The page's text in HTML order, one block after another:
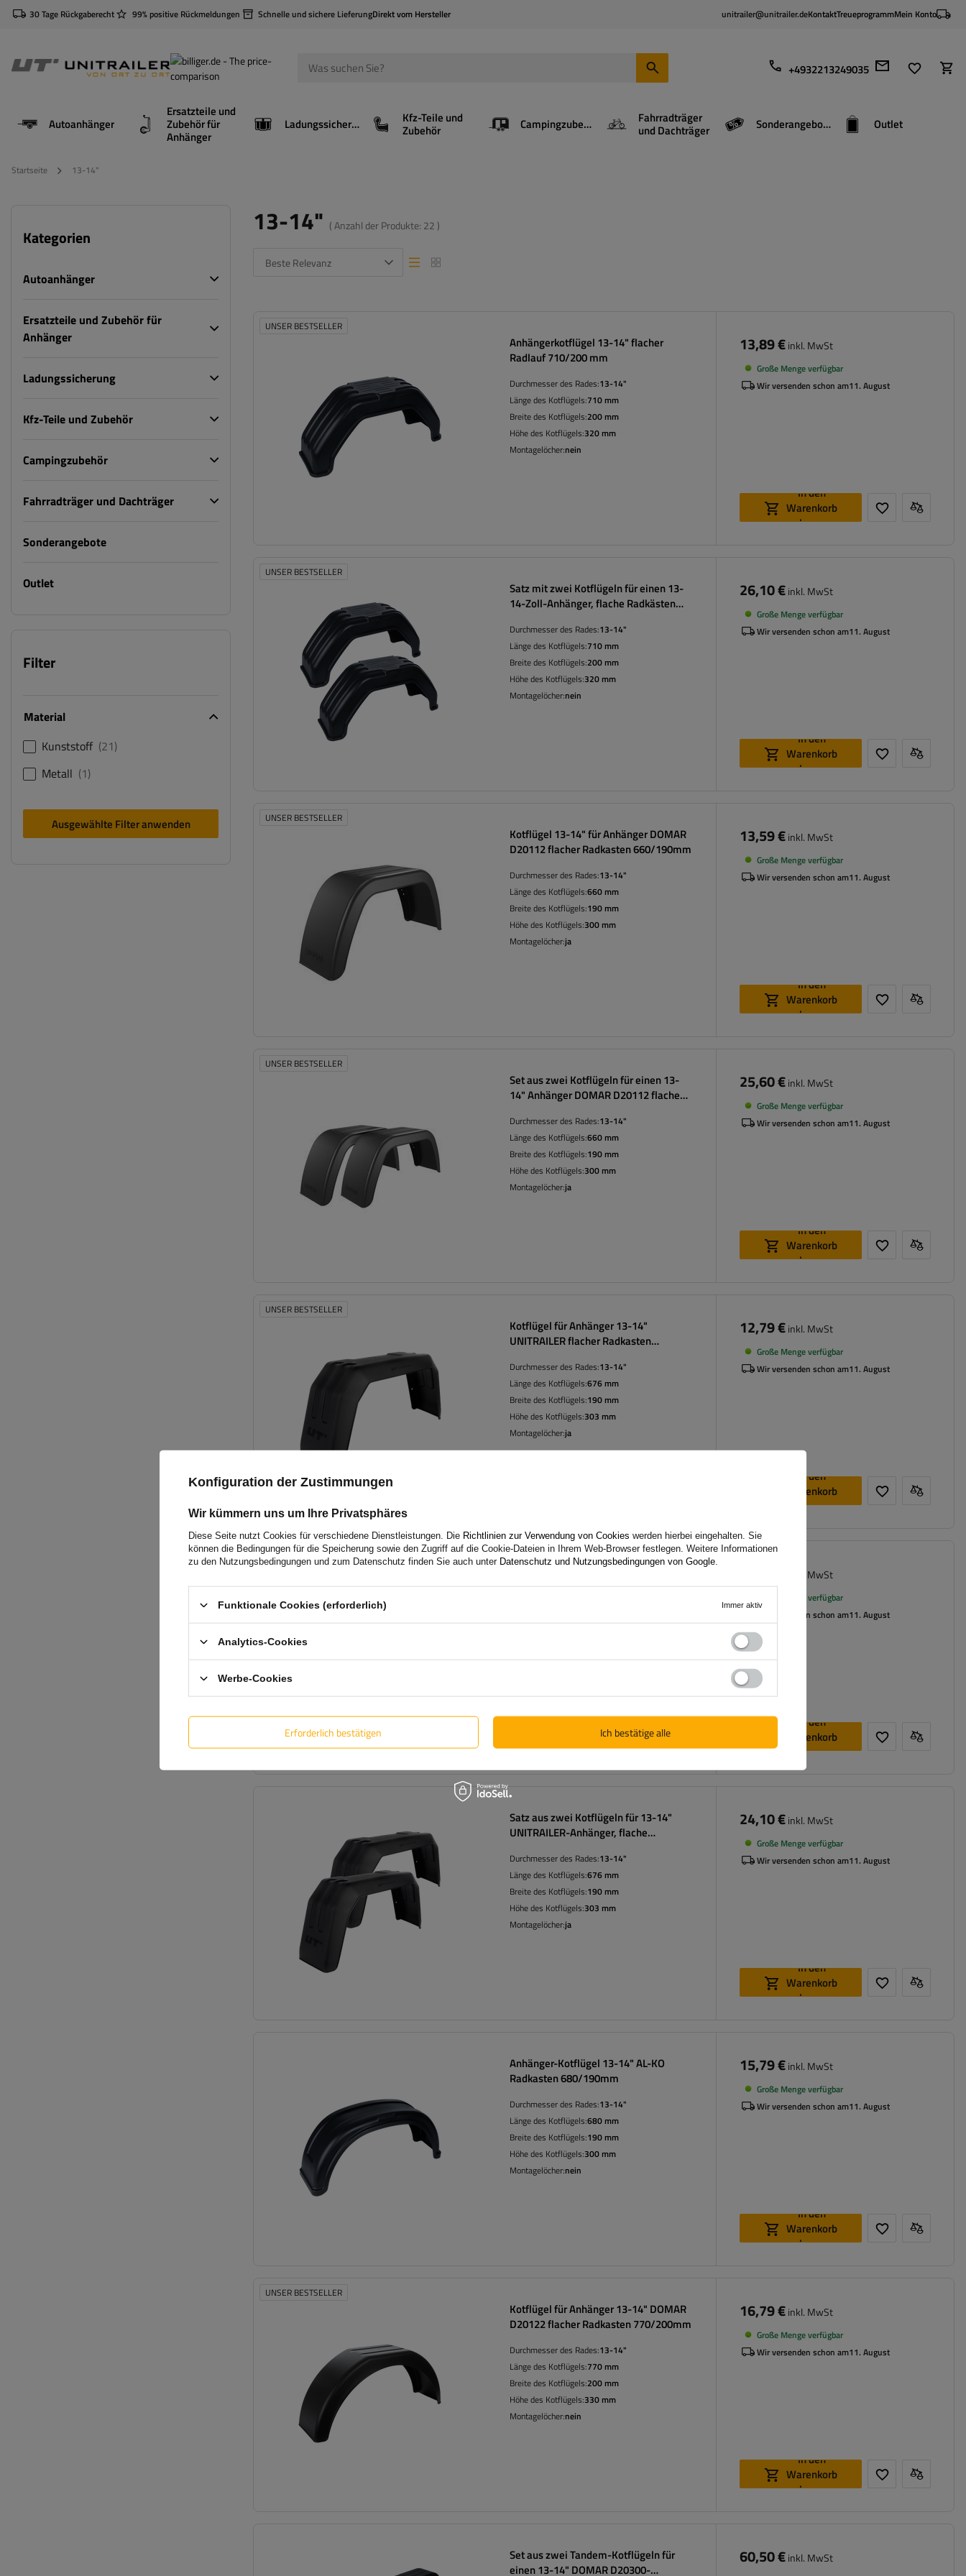
30 Tage Rückgaberecht 99% positive Rückmeldungen Schnelle und sichere LieferungDirekt vom Hersteller unitrailer@unitrailer.deKontaktTreueprogrammMein Konto
+4932213249035
Autoanhänger
Ersatzteile und
Zubehör für
Anhänger
Ladungssicherung Kfz-Teile und
Zubehör Campingzubehör Fahrradträger
und Dachträger Sonderangebote Outlet
Startseite 13-14"
Kategorien
Autoanhänger
Ersatzteile und Zubehör für
Anhänger
Ladungssicherung
Kfz-Teile und Zubehör
Campingzubehör
Fahrradträger und Dachträger
Sonderangebote
Outlet
Filter
Material
Kunststoff 21
Metall
1
Ausgewählte Filter anwenden
13-14" ( Anzahl der Produkte: 22 )
Beste Relevanz Listenansicht
Listenansicht
UNSER BESTSELLER
Anhängerkotflügel 13-14" flacher
Radlauf 710/200 mm
Durchmesser des Rades:13-14"
Länge des Kotflügels:710 mm
Breite des Kotflügels:200 mm
Höhe des Kotflügels:320 mm
Montagelöcher:nein
13,89 €inkl. MwSt
Große Menge verfügbar
Wir versenden schon am11. August
In den
Warenkorb
legen
UNSER BESTSELLER
Satz mit zwei Kotflügeln für einen 13-
14-Zoll-Anhänger, flache Radkästen
Durchmesser des Rades:13-14"
Länge des Kotflügels:710 mm
Breite des Kotflügels:200 mm
Höhe des Kotflügels:320 mm
Montagelöcher:nein
26,10 €inkl. MwSt
Große Menge verfügbar
Wir versenden schon am11. August
In den
Warenkorb
legen
UNSER BESTSELLER
Kotflügel 13-14" für Anhänger DOMAR
D20112 flacher Radkasten 660/190mm
Durchmesser des Rades:13-14"
Länge des Kotflügels:660 mm
Breite des Kotflügels:190 mm
Höhe des Kotflügels:300 mm
Montagelöcher:ja
13,59 €inkl. MwSt
Große Menge verfügbar
Wir versenden schon am11. August
In den
Warenkorb
legen
UNSER BESTSELLER
Set aus zwei Kotflügeln für einen 13-
14" Anhänger DOMAR D20112 flache
Durchmesser des Rades:13-14"
Länge des Kotflügels:660 mm
Breite des Kotflügels:190 mm
Höhe des Kotflügels:300 mm
Montagelöcher:ja
25,60 €inkl. MwSt
Große Menge verfügbar
Wir versenden schon am11. August
In den
Warenkorb
legen
UNSER BESTSELLER
Kotflügel für Anhänger 13-14"
UNITRAILER flacher Radkasten
Durchmesser des Rades:13-14"
Länge des Kotflügels:676 mm
Breite des Kotflügels:190 mm
Höhe des Kotflügels:303 mm
Montagelöcher:ja
12,79 €inkl. MwSt
Große Menge verfügbar
Wir versenden schon am11. August
In den
Warenkorb
legen
Tandem-Kotflügel für Anhänger 13-14"
inkl. MwSt
Große Menge verfügbar
Wir versenden schon am11. August
In den
Warenkorb
legen
Satz aus zwei Kotflügeln für 13-14"
UNITRAILER-Anhänger, flache
Durchmesser des Rades:13-14"
Länge des Kotflügels:676 mm
Breite des Kotflügels:190 mm
Höhe des Kotflügels:303 mm
Montagelöcher:ja
24,10 €inkl. MwSt
Große Menge verfügbar
Wir versenden schon am11. August
In den
Warenkorb
legen
Anhänger-Kotflügel 13-14" AL-KO
Radkasten 680/190mm
Durchmesser des Rades:13-14"
Länge des Kotflügels:680 mm
Breite des Kotflügels:190 mm
Höhe des Kotflügels:300 mm
Montagelöcher:nein
15,79 €inkl. MwSt
Große Menge verfügbar
Wir versenden schon am11. August
In den
Warenkorb
legen
UNSER BESTSELLER
Kotflügel für Anhänger 13-14" DOMAR
D20122 flacher Radkasten 770/200mm
Durchmesser des Rades:13-14"
Länge des Kotflügels:770 mm
Breite des Kotflügels:200 mm
Höhe des Kotflügels:330 mm
Montagelöcher:nein
16,79 €inkl. MwSt
Große Menge verfügbar
Wir versenden schon am11. August
In den
Warenkorb
legen
Set aus zwei Tandem-Kotflügeln für
einen 13-14" DOMAR D20300-
60,50 €inkl. MwSt
Konfiguration der Zustimmungen
Wir kümmern uns um Ihre Privatsphäres
Diese Seite nutzt Cookies für verschiedene Dienstleistungen. Die Richtlinien zur Verwendung von Cookies werden hierbei eingehalten. Sie
können die Bedingungen für die Speicherung sowie den Zugriff auf die Cookie-Dateien in Ihrem Web-Browser festlegen. Weitere Informationen
zu den Nutzungsbedingungen und zum Datenschutz finden Sie auch unter Datenschutz und Nutzungsbedingungen von Google
Funktionale Cookies (erforderlich) Immer aktiv
Analytics-Cookies
Werbe-Cookies
Erforderlich bestätigen Ich bestätige alle